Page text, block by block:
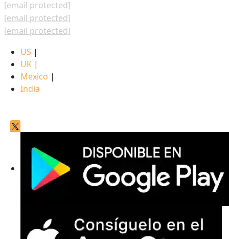
[email protected]
[email protected]
[email protected]
US |
UK |
Mexico |
India